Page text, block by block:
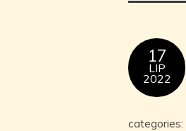
17
LIP
2022
categories: